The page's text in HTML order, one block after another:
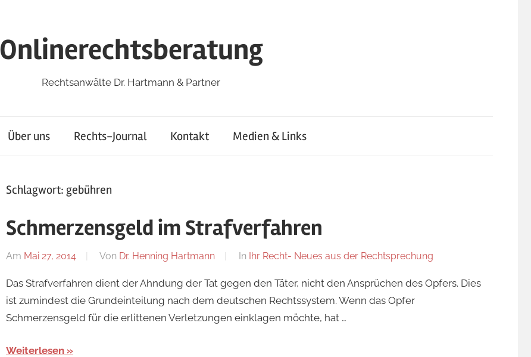
Onlinerechtsberatung
Rechtsanwälte Dr. Hartmann & Partner
Über uns Rechts-Journal Kontakt Medien & Links
Schlagwort: gebühren
Schmerzensgeld im Strafverfahren
Am Mai 27, 2014 Von Dr. Henning Hartmann In Ihr Recht- Neues aus der Rechtsprechung
Das Strafverfahren dient der Ahndung der Tat gegen den Täter, nicht den Ansprüchen des Opfers. Dies
ist zumindest die Grundeinteilung nach dem deutschen Rechtssystem. Wenn das Opfer
Schmerzensgeld für die erlittenen Verletzungen einklagen möchte, hat …
Weiterlesen